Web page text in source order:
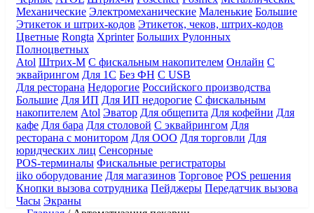
Механические Электромеханические Маленькие Большие
Этикеток и штрих-кодов Этикеток, чеков, штрих-кодов
Цветные Rongta Xprinter Больших Рулонных
Полноцветных
Atol Штрих-М С фискальным накопителем Онлайн С
эквайрингом Для 1С Без ФН С USB
Для ресторана Недорогие Российского производства
Большие Для ИП Для ИП недорогие С фискальным
накопителем Atol Эватор Для общепита Для кофейни Для
кафе Для бара Для столовой С эквайрингом Для
ресторана с монитором Для ООО Для торговли Для
юридческих лиц Сенсорные
POS-терминалы Фискальные регистраторы
iiko оборудование Для магазинов Торговое POS решения
Кнопки вызова сотрудника Пейджеры Передатчик вызова
Часы Экраны